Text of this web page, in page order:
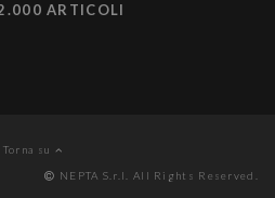
ARTICOLI
Torna su
NEPTA S.r.l. All Rights Reserved.